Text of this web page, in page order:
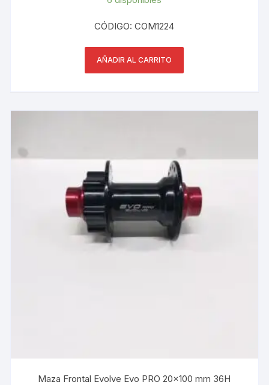
CÓDIGO: COM1224
AÑADIR AL CARRITO
Maza Frontal Evolve Evo PRO 20×100 mm 36H